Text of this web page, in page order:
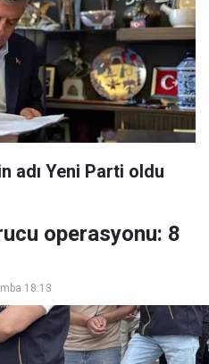
adı Yeni Parti oldu
operasyonu: 8
18:13